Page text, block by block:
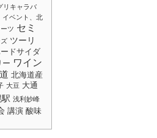
リキャラバ
ベント、北
ツ セミ
ツーリ
ドサイダ
ー ワイン
北海道産
大豆 大通
浅利妙峰
講演 酸味